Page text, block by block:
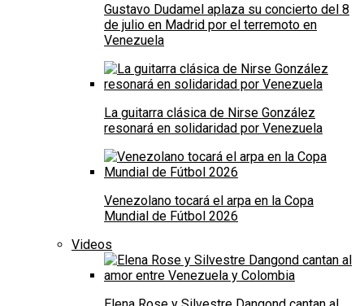
Gustavo Dudamel aplaza su concierto del 8
de julio en Madrid por el terremoto en
Venezuela
La guitarra clásica de Nirse González
resonará en solidaridad por Venezuela
Venezolano tocará el arpa en la Copa
Mundial de Fútbol 2026
Videos